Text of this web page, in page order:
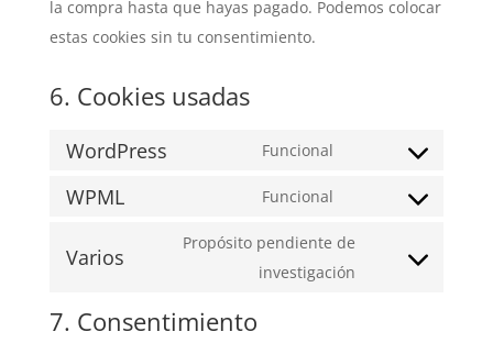
la compra hasta que hayas pagado. Podemos colocar
estas cookies sin tu consentimiento.
6. Cookies usadas
WordPress Funcional
wordpress
WPML Funcional
to
service
Varios
Propósito pendiente de
investigación
Consent
7. Consentimiento